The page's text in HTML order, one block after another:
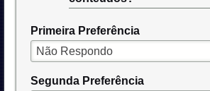
Primeira Preferência
Segunda Preferência